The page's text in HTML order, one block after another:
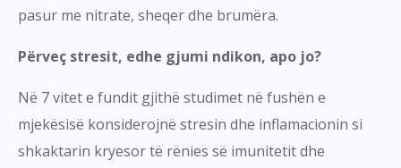
pasur me nitrate, sheqer dhe brumëra.
Përveç stresit, edhe gjumi ndikon, apo jo?
Në 7 vitet e fundit gjithë studimet në fushën e
mjekësisë konsiderojnë stresin dhe inflamacionin si
shkaktarin kryesor të rënies së imunitetit dhe